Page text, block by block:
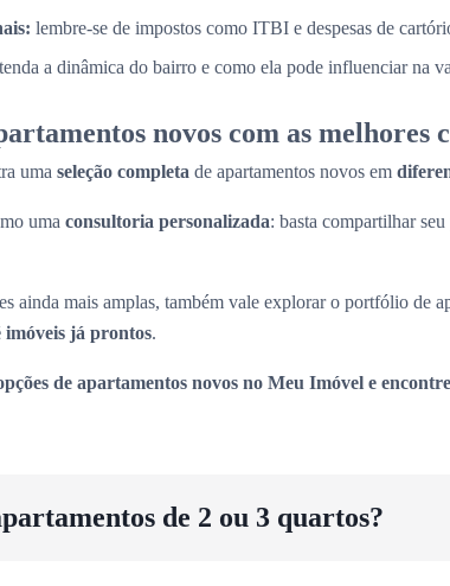
lembre-se de impostos como ITBI e despesas de
a dinâmica do bairro e como ela pode influenciar na
novos com as melhores
uma seleção completa de apartamentos novos em
uma consultoria personalizada: basta compartilhar
ainda mais amplas, também vale explorar o portfólio de
imóveis já prontos.
de apartamentos novos no Meu Imóvel e
de 2 ou 3 quartos?